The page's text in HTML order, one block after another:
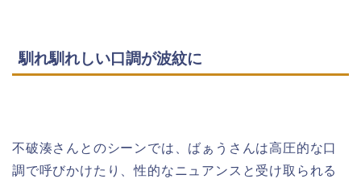
馴れ馴れしい口調が波紋に
不破湊さんとのシーンでは、ばぁうさんは高圧的な口
調で呼びかけたり、性的なニュアンスと受け取られる